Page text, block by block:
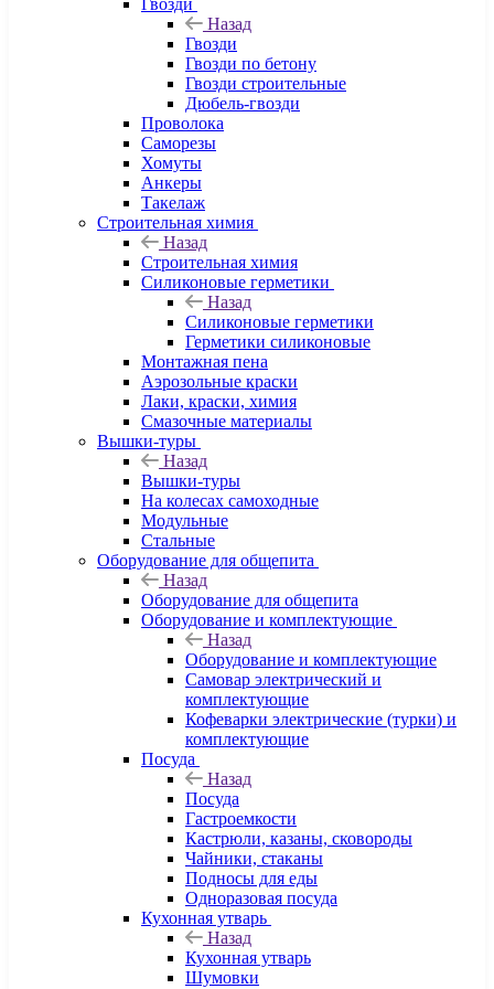
Гвозди
Назад
Гвозди
Гвозди по бетону
Гвозди строительные
Дюбель-гвозди
Проволока
Саморезы
Хомуты
Анкеры
Такелаж
Строительная химия
Назад
Строительная химия
Силиконовые герметики
Назад
Силиконовые герметики
Герметики силиконовые
Монтажная пена
Аэрозольные краски
Лаки, краски, химия
Смазочные материалы
Вышки-туры
Назад
Вышки-туры
На колесах самоходные
Модульные
Стальные
Оборудование для общепита
Назад
Оборудование для общепита
Оборудование и комплектующие
Назад
Оборудование и комплектующие
Самовар электрический и
комплектующие
Кофеварки электрические (турки) и
комплектующие
Посуда
Назад
Посуда
Гастроемкости
Кастрюли, казаны, сковороды
Чайники, стаканы
Подносы для еды
Одноразовая посуда
Кухонная утварь
Назад
Кухонная утварь
Шумовки